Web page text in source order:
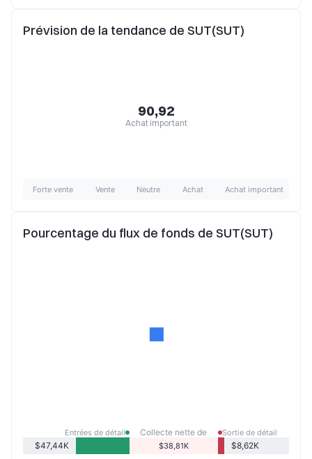
Prévision de la tendance de SUT(SUT)
90,92
Achat important
Forte vente Vente Neutre Achat Achat important
Pourcentage du flux de fonds de SUT(SUT)
Entrées de détail
$47,44K
Collecte nette de
détail
$38,81K
Sortie de détail
$8,62K